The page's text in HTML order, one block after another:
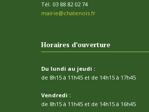
Tél. 03 88 82 02 74
mairie@chatenois.fr
Horaires d’ouverture
Du lundi au jeudi :
de 8h15 à 11h45 et de 14h15 à 17h45
Vendredi :
de 8h15 à 11h45 et de 14h15 à 16h45